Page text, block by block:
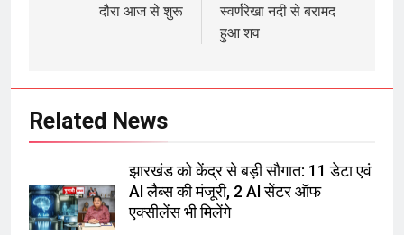
दौरा आज से शुरू
स्वर्णरेखा नदी से बरामद
हुआ शव
Related News
झारखंड को केंद्र से बड़ी सौगात: 11 डेटा एवं
AI लैब्स की मंजूरी, 2 AI सेंटर ऑफ
एक्सीलेंस भी मिलेंगे